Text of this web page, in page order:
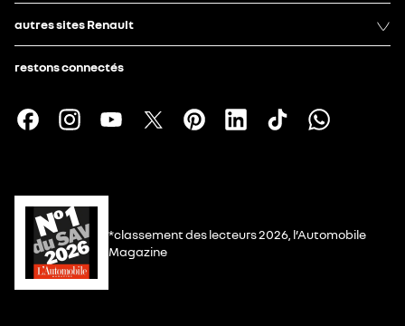
autres sites Renault
restons connectés
*classement des lecteurs 2026, l’Automobile
Magazine